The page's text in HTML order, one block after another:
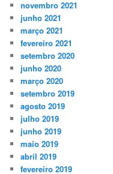
novembro 2021
junho 2021
março 2021
fevereiro 2021
setembro 2020
junho 2020
março 2020
setembro 2019
agosto 2019
julho 2019
junho 2019
maio 2019
abril 2019
fevereiro 2019